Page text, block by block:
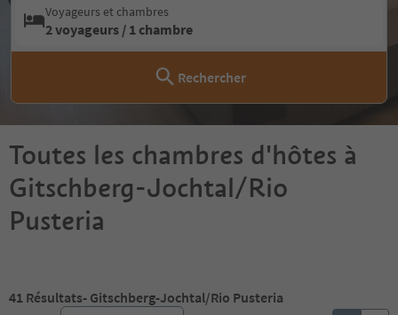
Voyageurs et chambres
2 voyageurs / 1 chambre
Rechercher
Toutes les chambres d'hôtes à
Gitschberg-Jochtal/Rio
Pusteria
41 Résultats- Gitschberg-Jochtal/Rio Pusteria